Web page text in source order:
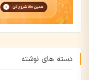
دسته های نوشته